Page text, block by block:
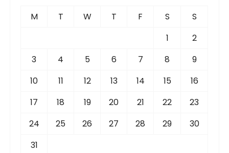
M T W T F S
S
1
2
3
4 5 6 7 8
9
10
11 12 13 14 15
16
17
18 19 20 21 22
23
24
25 26 27 28 29
30
31